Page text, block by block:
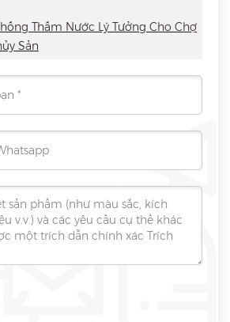
Thấm Nước Lý Tưởng Cho Chợ
Sản